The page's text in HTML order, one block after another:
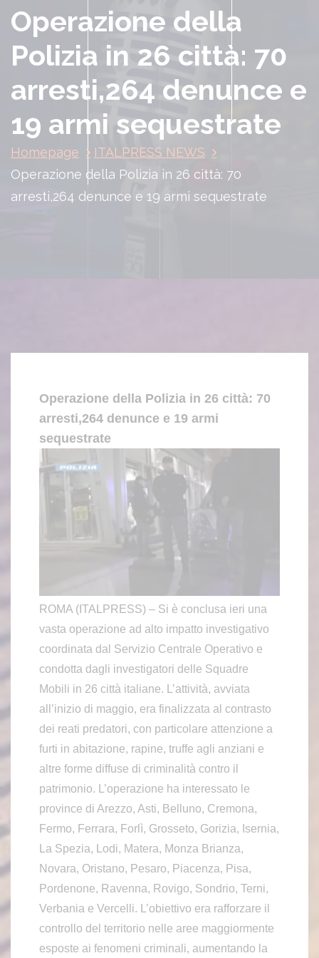
Operazione della
Polizia in 26 città: 70
arresti,264 denunce e
19 armi sequestrate
Homepage
ITALPRESS NEWS
Operazione della Polizia in 26 città: 70
arresti,264 denunce e 19 armi sequestrate
Operazione della Polizia in 26 città: 70
arresti,264 denunce e 19 armi
sequestrate
ROMA (ITALPRESS) – Si è conclusa ieri una
vasta operazione ad alto impatto investigativo
coordinata dal Servizio Centrale Operativo e
condotta dagli investigatori delle Squadre
Mobili in 26 città italiane. L’attività, avviata
all’inizio di maggio, era finalizzata al contrasto
dei reati predatori, con particolare attenzione a
furti in abitazione, rapine, truffe agli anziani e
altre forme diffuse di criminalità contro il
patrimonio. L’operazione ha interessato le
province di Arezzo, Asti, Belluno, Cremona,
Fermo, Ferrara, Forlì, Grosseto, Gorizia, Isernia,
La Spezia, Lodi, Matera, Monza Brianza,
Novara, Oristano, Pesaro, Piacenza, Pisa,
Pordenone, Ravenna, Rovigo, Sondrio, Terni,
Verbania e Vercelli. L’obiettivo era rafforzare il
controllo del territorio nelle aree maggiormente
esposte ai fenomeni criminali, aumentando la